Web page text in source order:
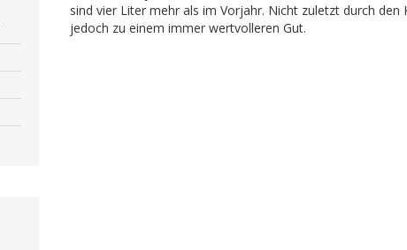
sind vier Liter mehr als im Vorjahr. Nicht zuletzt durch den
jedoch zu einem immer wertvolleren Gut.